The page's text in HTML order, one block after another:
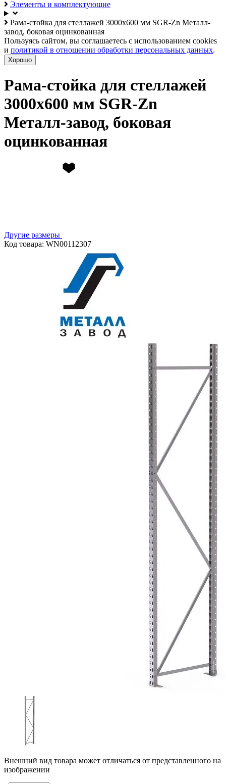
Элементы и комплектующие
Рама-стойка для стеллажей 3000х600 мм SGR-Zn Металл-
завод, боковая оцинкованная
Пользуясь сайтом, вы соглашаетесь с использованием cookies
и политикой в отношении обработки персональных данных.
Хорошо
Рама-стойка для стеллажей
3000х600 мм SGR-Zn
Металл-завод, боковая
оцинкованная
Другие размеры
Код товара: WN00112307
Внешний вид товара может отличаться от представленного на
изображении